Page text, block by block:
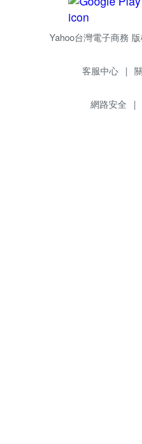
Yahoo台灣電子商務
客服中心 |
網路安全 |